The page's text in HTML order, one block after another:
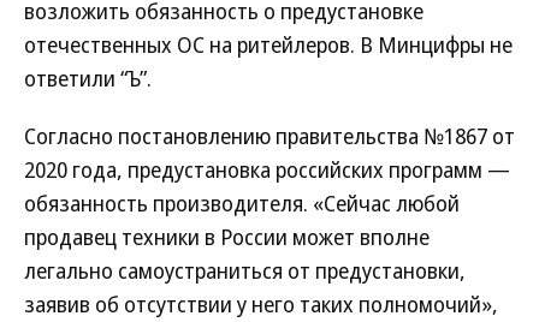
возложить обязанность о предустановке
отечественных ОС на ритейлеров. В Минцифры не
ответили “Ъ”.
Согласно постановлению правительства №1867 от
2020 года, предустановка российских программ —
обязанность производителя. «Сейчас любой
продавец техники в России может вполне
легально самоустраниться от предустановки,
заявив об отсутствии у него таких полномочий»,